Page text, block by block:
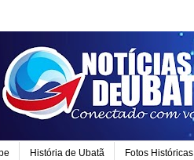
História de Ubatã Fotos Históricas